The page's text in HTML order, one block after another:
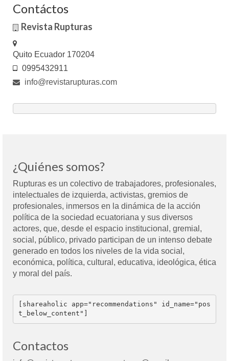
Contáctos
Revista Rupturas
Quito Ecuador 170204
0995432911
info@revistarupturas.com
¿Quiénes somos?
Rupturas es un colectivo de trabajadores, profesionales,
intelectuales de izquierda, activistas, gremios de
profesionales, inmersos en la dinámica de la acción
política de la sociedad ecuatoriana y sus diversos
actores, que, desde el espacio institucional, gremial,
social, público, privado participan de un intenso debate
generado en todos los niveles de la vida social,
económica, política, cultural, educativa, ideológica, ética
y moral del país.
[shareaholic app="recommendations" id_name="pos
t_below_content"]
Contactos